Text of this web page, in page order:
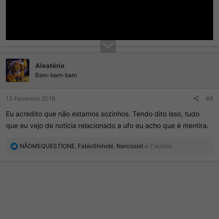
Aleatório
Bam-bam-bam
13 Fevereiro 2016 #6
Eu acredito que não estamos sozinhos. Tendo dito isso, tudo
que eu vejo de notícia relacionado a ufo eu acho que é mentira.
R
NÃOMEQUESTIONE FabioShinobi Narcissist e 7 outros